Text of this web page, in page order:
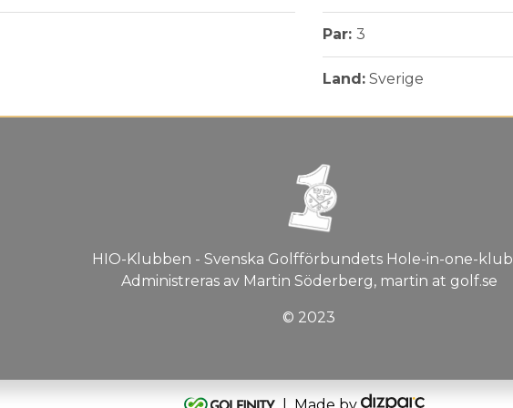
Par: 3
Land: Sverige
HIO-Klubben - Svenska Golfförbundets Hole-in-one-
Administreras av Martin Söderberg, martin at golf.se
© 2023
| Made by